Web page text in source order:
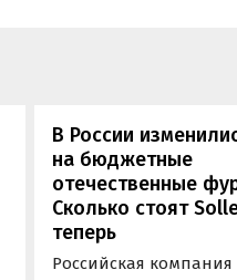
В России
на бюджетные
отечественные
Сколько стоят
теперь
Российская компания